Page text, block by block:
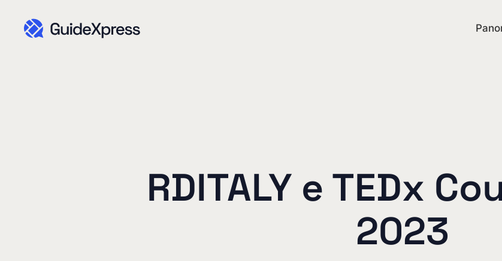
RDITALY e TEDx
2023